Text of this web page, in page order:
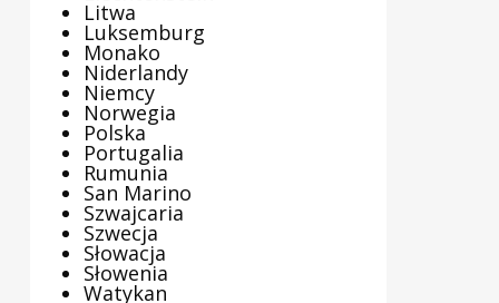
Litwa
Luksemburg
Monako
Niderlandy
Niemcy
Norwegia
Polska
Portugalia
Rumunia
San Marino
Szwajcaria
Szwecja
Słowacja
Słowenia
Watykan